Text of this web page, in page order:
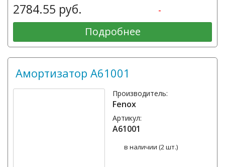
2784.55 руб. -
Подробнее
Амортизатор A61001
Производитель:
Fenox
Артикул:
A61001
в наличии (2 шт.)